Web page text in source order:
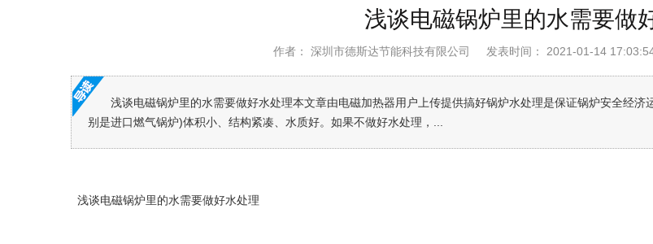
浅谈电磁锅炉里的水需要做
作者： 深圳市德斯达节能科技有限公司 发表时间： 2021-01-14
浅谈电磁锅炉里的水需要做好水处理本文章由电磁加热器用户上传提供搞好锅炉水处理是保证锅炉安全经
别是进口燃气锅炉)体积小、结构紧凑、水质好。如果不做好水处理，...
浅谈电磁锅炉里的水需要做好水处理